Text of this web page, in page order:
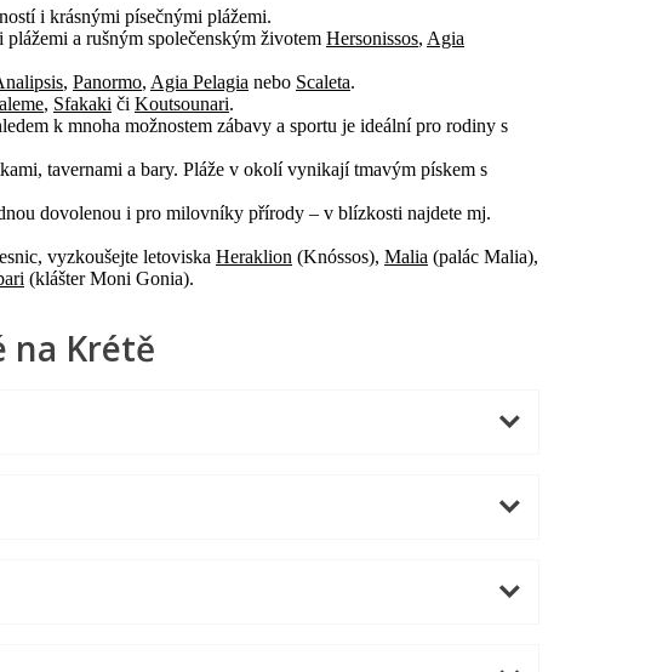
i krásnými písečnými plážemi.
a rušným společenským životem Hersonissos, Agia
, Panormo, Agia Pelagia nebo Scaleta.
, Sfakaki či Koutsounari.
k mnoha možnostem zábavy a sportu je ideální pro rodiny s
tavernami a bary. Pláže v okolí vynikají tmavým pískem s
dovolenou i pro milovníky přírody – v blízkosti najdete mj.
vyzkoušejte letoviska Heraklion (Knóssos), Malia (palác Malia),
(klášter Moni Gonia).
na Krétě